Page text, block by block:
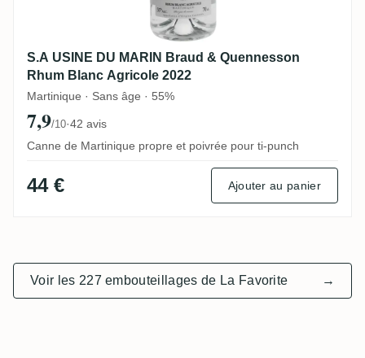
S.A USINE DU MARIN Braud & Quennesson
Rhum Blanc Agricole 2022
Martinique · Sans âge · 55%
7,9/10·42 avis
Canne de Martinique propre et poivrée pour ti-punch
44 € Ajouter au panier
Voir les 227 embouteillages de La Favorite →